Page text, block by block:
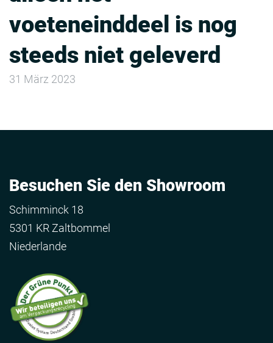
voeteneinddeel is nog
steeds niet geleverd
31 März 2023
Besuchen Sie den Showroom
Schimminck 18
5301 KR Zaltbommel
Niederlande